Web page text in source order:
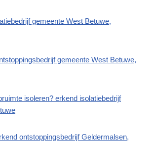
gemeente West Betuwe,
gemeente West Betuwe,
isoleren? erkend isolatiebedrijf
ontstoppingsbedrijf Geldermalsen,